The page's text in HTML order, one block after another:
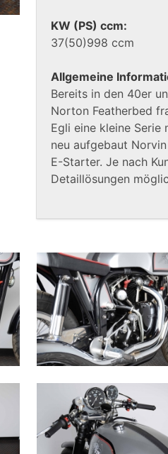
KW (PS) ccm:
37(50)998 ccm
Allgemeine
Bereits in den 40er
Norton Featherbed
Egli eine kleine Serie
neu aufgebaut
E-Starter. Je nach
Detaillösungen